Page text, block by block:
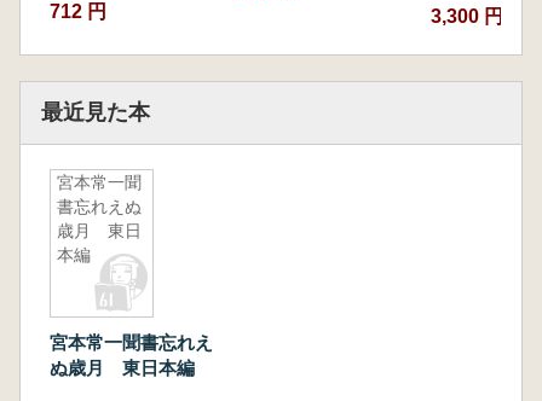
712 円 3,300 円
最近見た本
宮本常一聞
書忘れえぬ
歳月 東日
本編
宮本常一聞書忘れえ
ぬ歳月 東日本編